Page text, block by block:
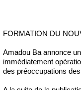
FORMATION DU
Amadou Ba annonce
immédiatement
des préoccupations